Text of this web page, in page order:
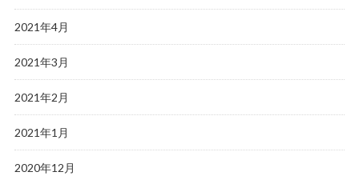
2021年4月
2021年3月
2021年2月
2021年1月
2020年12月